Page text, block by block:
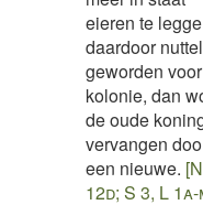
eieren te
daardoor
geworden
kolonie, dan
de oude
vervangen
een nieuwe.
12d; S 3, L 1a-